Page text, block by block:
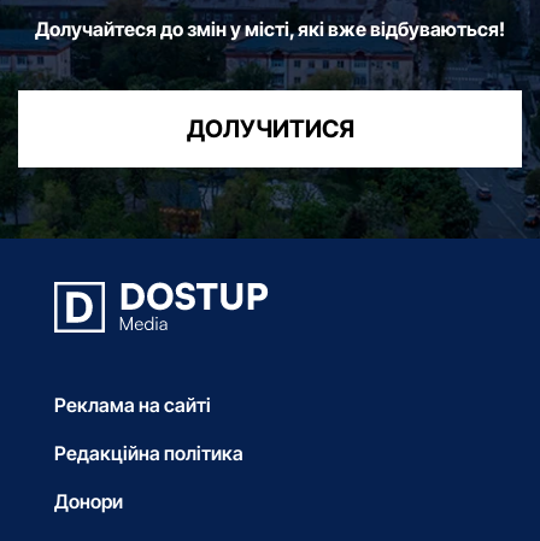
Долучайтеся до змін у місті, які вже відбуваються!
ДОЛУЧИТИСЯ
Реклама на сайті
Редакційна політика
Донори